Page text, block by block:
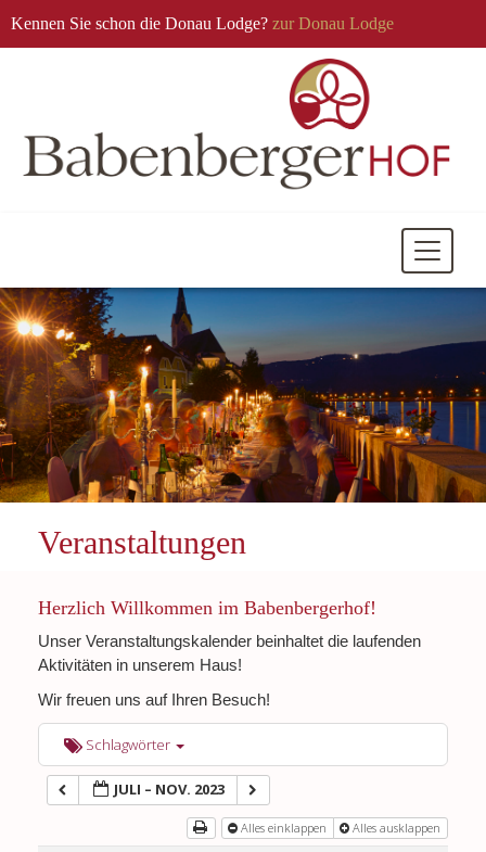
Kennen Sie schon die Donau Lodge? zur Donau Lodge
Mobile
Veranstaltungen
Herzlich Willkommen im Babenbergerhof!
Unser Veranstaltungskalender beinhaltet die laufenden
Aktivitäten in unserem Haus!
Wir freuen uns auf Ihren Besuch!
Schlagwörter
JULI – NOV. 2023
Alles einklappen Alles ausklappen